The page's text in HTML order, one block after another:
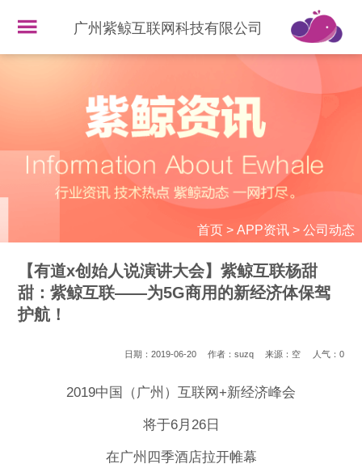
广州紫鲸互联网科技有限公司
首页> APP资讯> 公司动态
【有道x创始人说演讲大会】紫鲸互联杨甜
甜：紫鲸互联——为5G商用的新经济体保驾
护航！
日期：2019-06-20 作者：suzq 来源：空 人气： 0
2019中国（广州）互联网+新经济峰会
将于6月26日
在广州四季酒店拉开帷幕